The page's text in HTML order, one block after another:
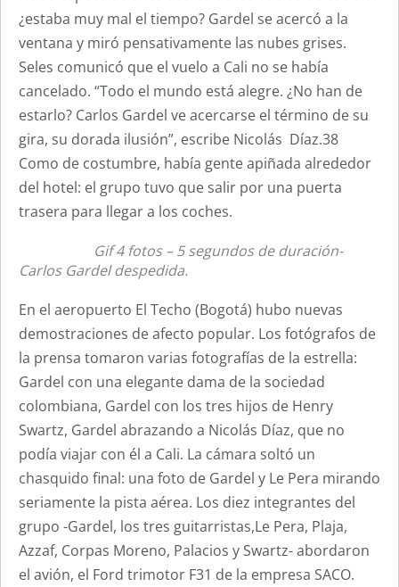
¿estaba muy mal el tiempo? Gardel se acercó a la
ventana y miró pensativamente las nubes grises.
Seles comunicó que el vuelo a Cali no se había
cancelado. “Todo el mundo está alegre. ¿No han de
estarlo? Carlos Gardel ve acercarse el término de su
gira, su dorada ilusión”, escribe Nicolás Díaz.38
Como de costumbre, había gente apiñada alrededor
del hotel: el grupo tuvo que salir por una puerta
trasera para llegar a los coches.
Gif 4 fotos – 5 segundos de duración-
Carlos Gardel despedida.
En el aeropuerto El Techo (Bogotá) hubo nuevas
demostraciones de afecto popular. Los fotógrafos de
la prensa tomaron varias fotografías de la estrella:
Gardel con una elegante dama de la sociedad
colombiana, Gardel con los tres hijos de Henry
Swartz, Gardel abrazando a Nicolás Díaz, que no
podía viajar con él a Cali. La cámara soltó un
chasquido final: una foto de Gardel y Le Pera mirando
seriamente la pista aérea. Los diez integrantes del
grupo -Gardel, los tres guitarristas,Le Pera, Plaja,
Azzaf, Corpas Moreno, Palacios y Swartz- abordaron
el avión, el Ford trimotor F31 de la empresa SACO.